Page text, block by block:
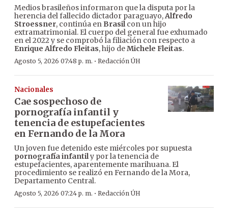
Medios brasileños informaron que la disputa por la
herencia del fallecido dictador paraguayo,Alfredo
Stroessner, continúa en Brasilcon un hijo
extramatrimonial. El cuerpo del general fue exhumado
en el 2022 y se comprobó la filiación con respecto a
Enrique Alfredo Fleitas, hijo deMichele Fleitas.
Agosto 5, 2026 07:48 p. m. · Redacción ÚH
Nacionales
Cae sospechoso de
pornografía infantil y
tenencia de estupefacientes
en Fernando de la Mora
Un joven fue detenido este miércoles por supuesta
pornografía infantily por la tenencia de
estupefacientes, aparentemente marihuana. El
procedimiento se realizó en Fernando de la Mora,
Departamento Central.
Agosto 5, 2026 07:24 p. m. · Redacción ÚH